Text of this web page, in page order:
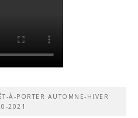
À-PORTER AUTOMNE-HIVER
2021